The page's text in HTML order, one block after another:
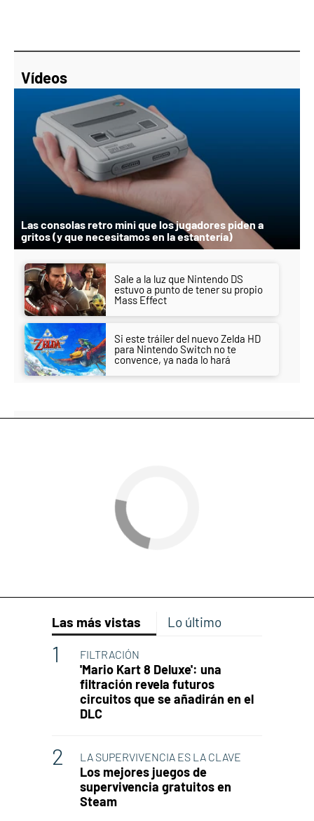
Vídeos
Las consolas retro mini que los jugadores piden a
gritos (y que necesitamos en la estantería)
Sale a la luz que Nintendo DS
estuvo a punto de tener su propio
Mass Effect
Si este tráiler del nuevo Zelda HD
para Nintendo Switch no te
convence, ya nada lo hará
Las más vistas Lo último
FILTRACIÓN
'Mario Kart 8 Deluxe': una
filtración revela futuros
circuitos que se añadirán en el
DLC
LA SUPERVIVENCIA ES LA CLAVE
Los mejores juegos de
supervivencia gratuitos en
Steam